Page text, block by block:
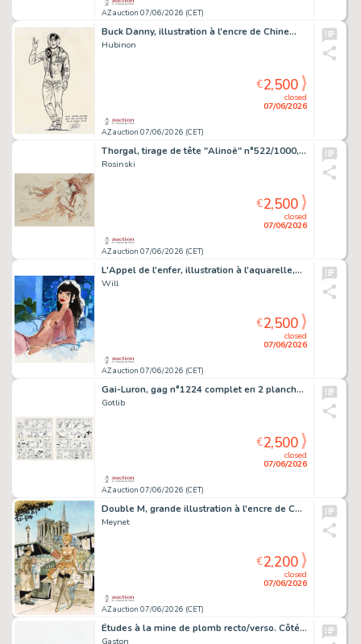
AZ auction 07/06/2026 (CET)
Buck Danny, illustration à l'encre de Chine…
Hubinon
AZ auction 07/06/2026 (CET)
closed
07/06/2026
€2,500
Thorgal, tirage de tête "Alinoë" n°522/1000,…
Rosinski
AZ auction 07/06/2026 (CET)
closed
07/06/2026
€2,500
L'Appel de l'enfer, illustration à l'aquarelle,…
Will
AZ auction 07/06/2026 (CET)
closed
07/06/2026
€2,500
Gai-Luron, gag n°1224 complet en 2 planches à…
Gotlib
AZ auction 07/06/2026 (CET)
closed
07/06/2026
€2,500
Double M, grande illustration à l'encre de Chine…
Meynet
AZ auction 07/06/2026 (CET)
closed
07/06/2026
€2,200
Études à la mine de plomb recto/verso. Côté…
Gaston